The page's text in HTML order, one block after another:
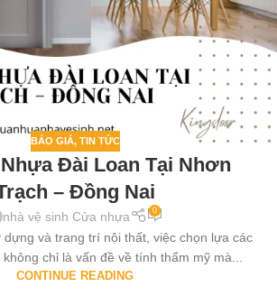
BÁO GIÁ, TIN TỨC
Đài Loan Tại Nhơn
– Đồng Nai
nhà vệ sinh Cửa nhựa 0
dựng và trang trí nội thất, việc chọn lựa các
chỉ là vấn đề về tính thẩm mỹ mà...
CONTINUE READING